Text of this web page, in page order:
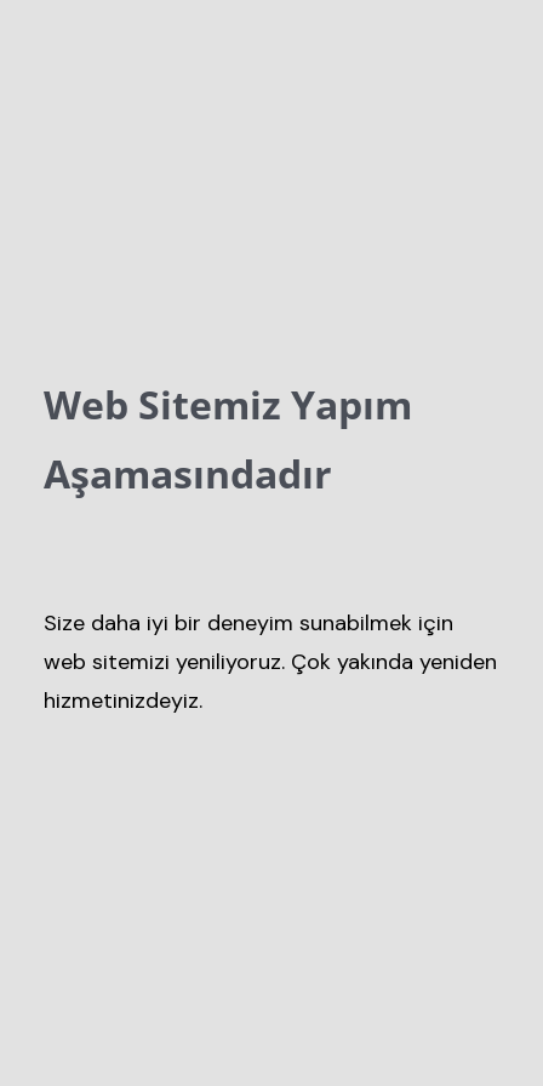
Web Sitemiz Yapım
Aşamasındadır
Size daha iyi bir deneyim sunabilmek için
web sitemizi yeniliyoruz. Çok yakında yeniden
hizmetinizdeyiz.